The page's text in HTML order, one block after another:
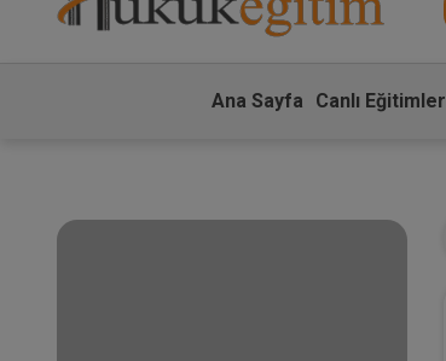
Ana Sayfa Canlı Eğitimler